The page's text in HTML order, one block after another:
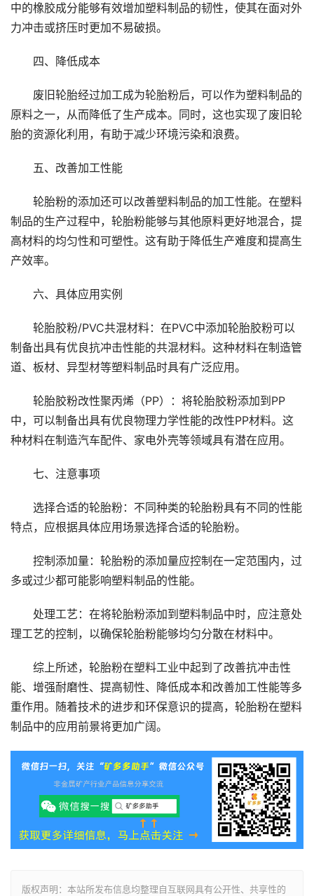
中的橡胶成分能够有效增加塑料制品的韧性，使其在面对外
力冲击或挤压时更加不易破损。
四、降低成本
废旧轮胎经过加工成为轮胎粉后，可以作为塑料制品的
原料之一，从而降低了生产成本。同时，这也实现了废旧轮
胎的资源化利用，有助于减少环境污染和浪费。
五、改善加工性能
轮胎粉的添加还可以改善塑料制品的加工性能。在塑料
制品的生产过程中，轮胎粉能够与其他原料更好地混合，提
高材料的均匀性和可塑性。这有助于降低生产难度和提高生
产效率。
六、具体应用实例
轮胎胶粉/PVC共混材料：在PVC中添加轮胎胶粉可以
制备出具有优良抗冲击性能的共混材料。这种材料在制造管
道、板材、异型材等塑料制品时具有广泛应用。
轮胎胶粉改性聚丙烯（PP）：将轮胎胶粉添加到PP
中，可以制备出具有优良物理力学性能的改性PP材料。这
种材料在制造汽车配件、家电外壳等领域具有潜在应用。
七、注意事项
选择合适的轮胎粉：不同种类的轮胎粉具有不同的性能
特点，应根据具体应用场景选择合适的轮胎粉。
控制添加量：轮胎粉的添加量应控制在一定范围内，过
多或过少都可能影响塑料制品的性能。
处理工艺：在将轮胎粉添加到塑料制品中时，应注意处
理工艺的控制，以确保轮胎粉能够均匀分散在材料中。
综上所述，轮胎粉在塑料工业中起到了改善抗冲击性
能、增强耐磨性、提高韧性、降低成本和改善加工性能等多
重作用。随着技术的进步和环保意识的提高，轮胎粉在塑料
制品中的应用前景将更加广阔。
版权声明：本站所发布信息均整理自互联网具有公开性、共享性的